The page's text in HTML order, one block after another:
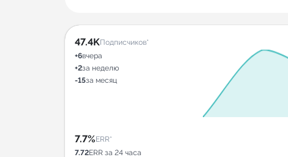
47.4KПодписчиков*
+6вчера
+2за неделю
-15за месяц
7.7%ERR*
7.72ERR за 24 часа